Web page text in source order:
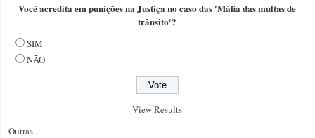
Você acredita em punições na Justiça no caso das 'Máfia das multas de
trânsito'?
SIM
NÃO
View Results
Outras..